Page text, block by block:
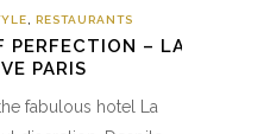
RESTAURANTS
PERFECTION – LA
PARIS
fabulous hotel La